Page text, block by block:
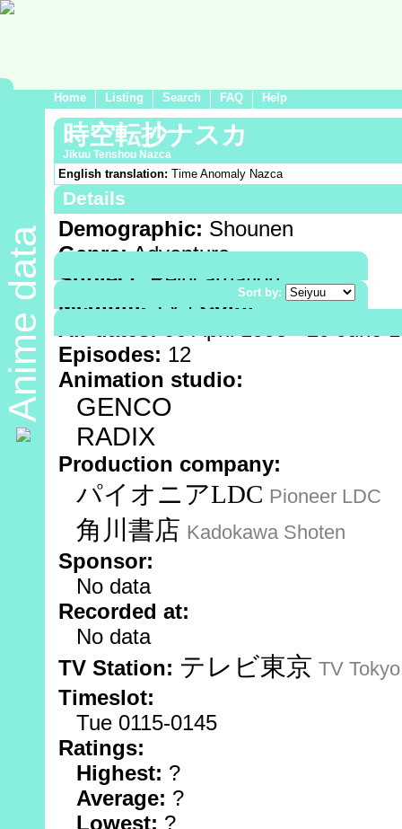
Home Listing Search FAQ Help
Anime data
時空転抄ナスカ
Jikuu Tenshou Nazca
English translation: Time Anomaly Nazca
Details
Demographic: Shounen
Genre:Adventure
Subject:
Reincarnation
Medium: TV | Color
Episodes: 12
Animation studio:
GENCO
RADIX
Production company:
パイオニアLDC Pioneer LDC
角川書店 Kadokawa Shoten
Sponsor:
No data
Recorded at:
No data
TV Station: テレビ東京 TV Tokyo
Timeslot:
Tue 0115-0145
Ratings:
Highest: ?
Average: ?
Lowest: ?
Sort by: